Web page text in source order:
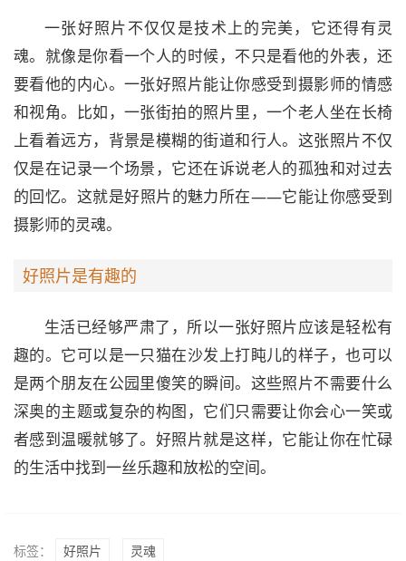
一张好照片不仅仅是技术上的完美，它还得有灵
魂。就像是你看一个人的时候，不只是看他的外表，还
要看他的内心。一张好照片能让你感受到摄影师的情感
和视角。比如，一张街拍的照片里，一个老人坐在长椅
上看着远方，背景是模糊的街道和行人。这张照片不仅
仅是在记录一个场景，它还在诉说老人的孤独和对过去
的回忆。这就是好照片的魅力所在——它能让你感受到
摄影师的灵魂。
好照片是有趣的
生活已经够严肃了，所以一张好照片应该是轻松有
趣的。它可以是一只猫在沙发上打盹儿的样子，也可以
是两个朋友在公园里傻笑的瞬间。这些照片不需要什么
深奥的主题或复杂的构图，它们只需要让你会心一笑或
者感到温暖就够了。好照片就是这样，它能让你在忙碌
的生活中找到一丝乐趣和放松的空间。
标签： 好照片 灵魂